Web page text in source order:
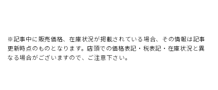
※記事中に販売価格、在庫状況が掲載されている場合、その情報は記事
更新時点のものとなります。店頭での価格表記・税表記・在庫状況と異
なる場合がございますので、ご注意下さい。